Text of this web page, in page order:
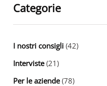
Categorie
I nostri consigli (42)
Interviste(21)
Per le aziende(78)